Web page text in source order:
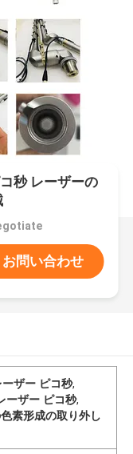
秒 レーザーの
お問い合わせ
ザー ピコ秒,
ーザー ピコ秒,
素形成の取り外し